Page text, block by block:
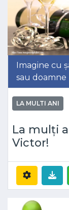
Imagine cu
sau doamne
LA MULTI ANI
La mulți
Victor!